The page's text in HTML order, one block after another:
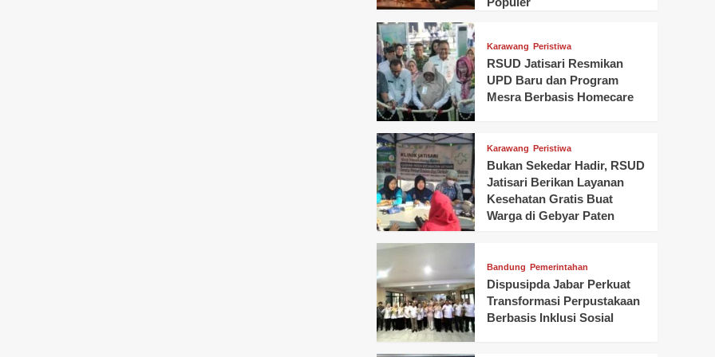
Karawang Peristiwa
RSUD Jatisari Resmikan
UPD Baru dan Program
Mesra Berbasis Homecare
Karawang Peristiwa
Bukan Sekedar Hadir, RSUD
Jatisari Berikan Layanan
Kesehatan Gratis Buat
Warga di Gebyar Paten
Bandung Pemerintahan
Dispusipda Jabar Perkuat
Transformasi Perpustakaan
Berbasis Inklusi Sosial